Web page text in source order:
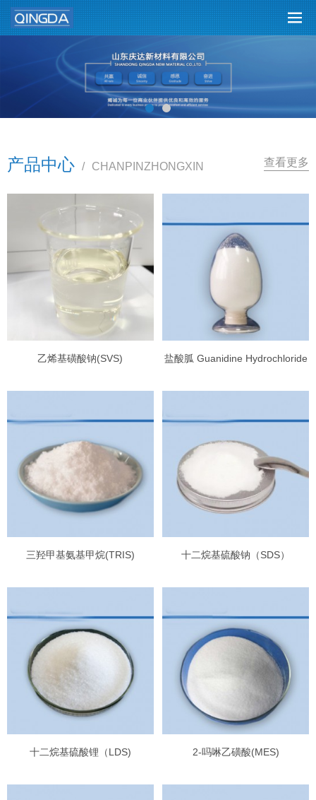
产品中心 / CHANPINZHONGXIN 查看更多
乙烯基磺酸钠(SVS) 盐酸胍 Guanidine Hydrochloride
三羟甲基氨基甲烷(TRIS) 十二烷基硫酸钠（SDS）
十二烷基硫酸锂（LDS) 2-吗啉乙磺酸(MES)